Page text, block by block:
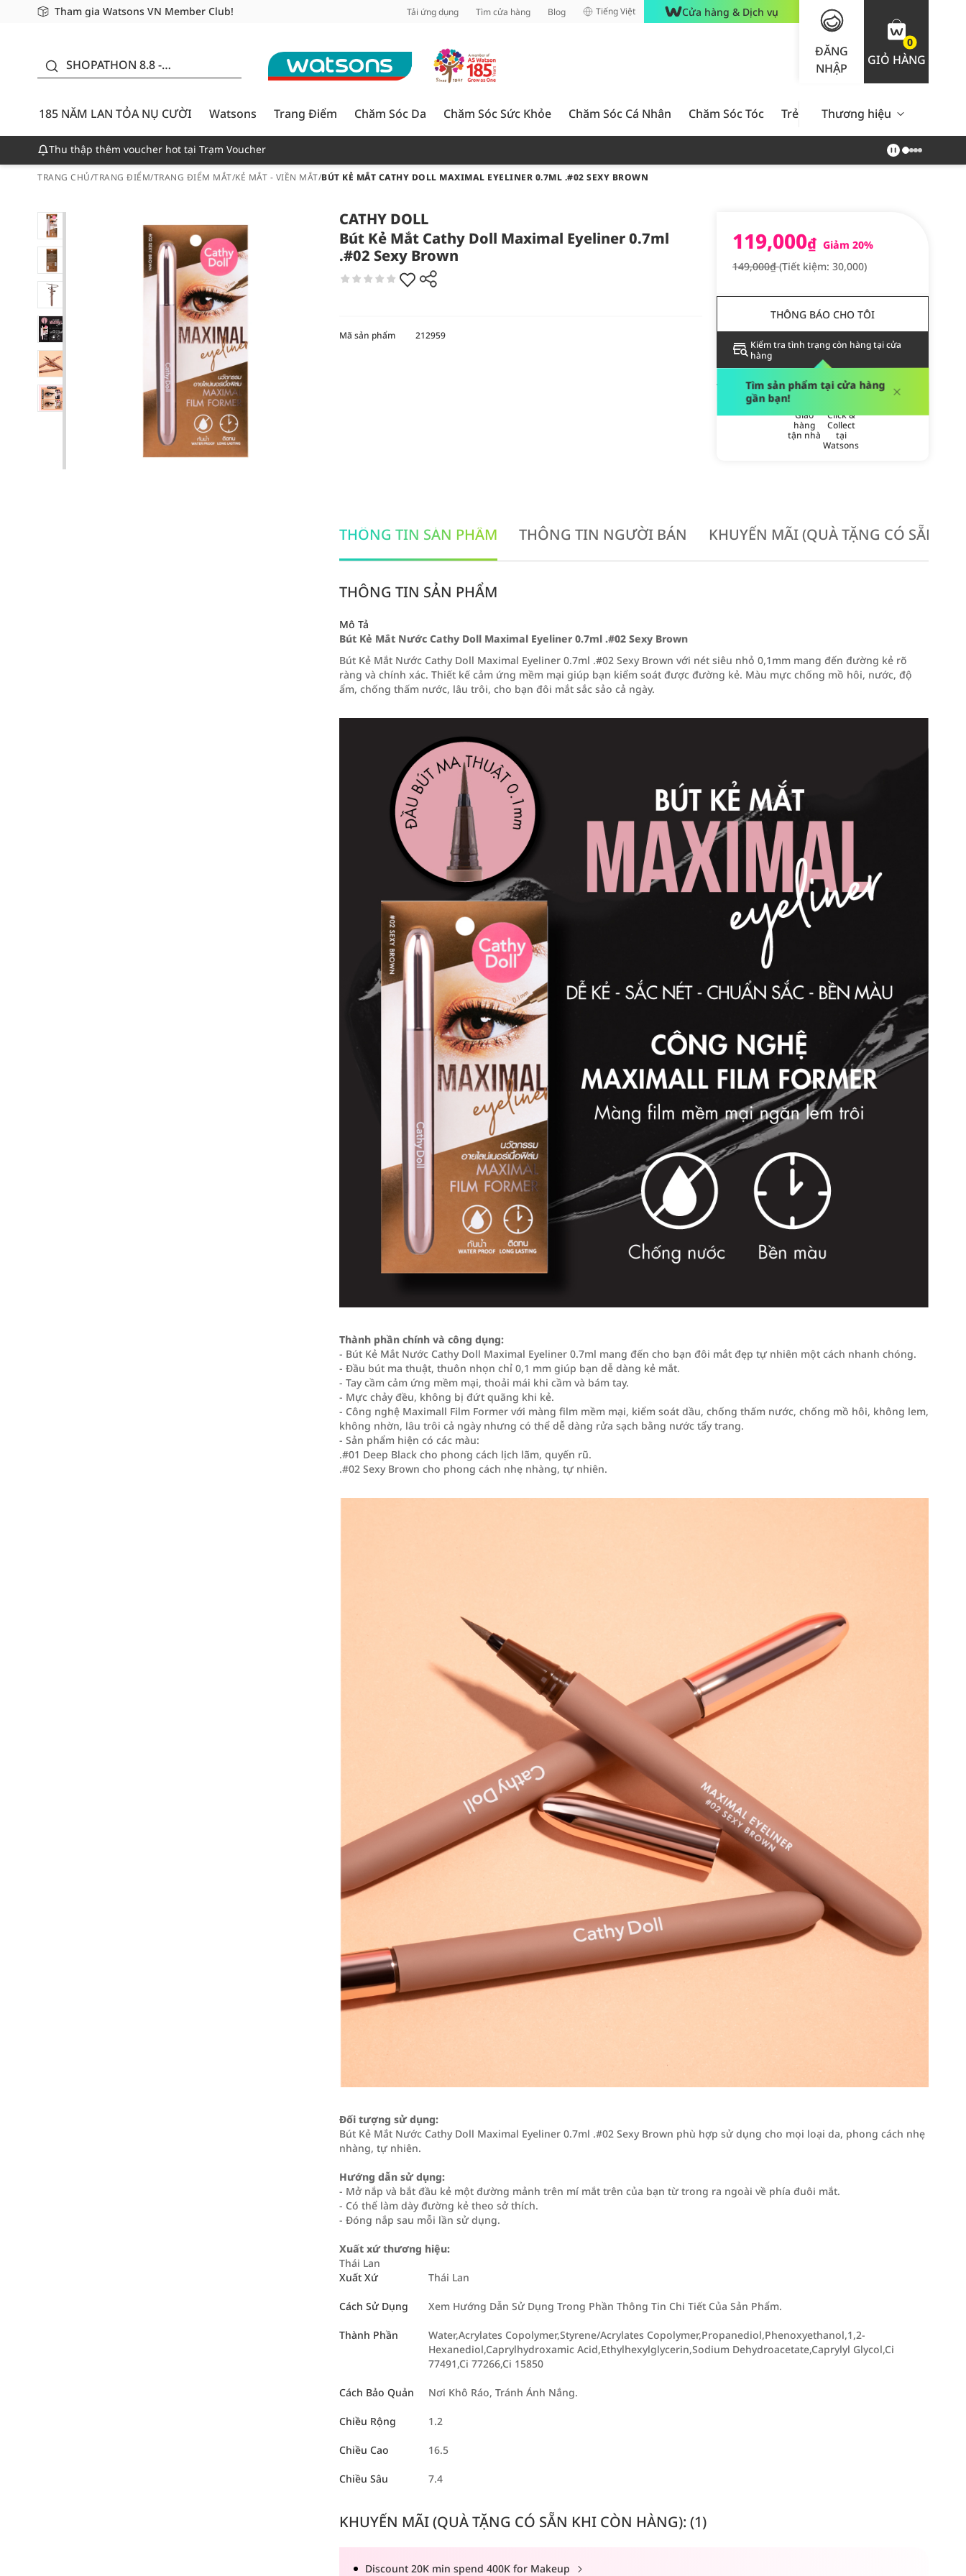
Tham gia Watsons VN Member Club!
Miễn phí giao hàng cho đơn hàng từ 249,000Đ
Giao hàng nhanh 24h - Áp dụng khu vực TP. Hồ Chí Minh Tải ứng dụng Tìm cửa hàng Blog Tiếng Việt Cửa hàng & Dịch vụ
ĐĂNG
NHẬP
0
GIỎ HÀNG
SHOPATHON 8.8 -
CƯỜI - GIẢM ĐẾN
50%
185 NĂM LAN TỎA NỤ CƯỜI
Watsons Trang Điểm Chăm Sóc Da Chăm Sóc Sức Khỏe Chăm Sóc Cá Nhân Chăm Sóc Tóc Trẻ Em Nam Giới Chăm Sóc
Thương hiệu
Thu thập thêm voucher hot tại Trạm Voucher
TRANG CHỦ/TRANG ĐIỂM/TRANG ĐIỂM MẮT/KẺ MẮT - VIỀN MẮT/BÚT KẺ MẮT CATHY DOLL MAXIMAL EYELINER 0.7ML .#02 SEXY BROWN
CATHY DOLL
Bút Kẻ Mắt Cathy Doll Maximal Eyeliner 0.7ml
.#02 Sexy Brown
119,000₫ Giảm 20%
149,000₫(Tiết kiệm: 30,000)
THÔNG BÁO CHO TÔI
Kiểm tra tình trạng còn hàng tại cửa
hàng
Tìm sản phẩm tại cửa hàng
gần bạn!
Giao
hàng
tận nhà
Click &
Collect
tại
Watsons
Mã sản phẩm 212959
THÔNG TIN SẢN PHẨM THÔNG TIN NGƯỜI BÁN KHUYẾN MÃI (QUÀ TẶNG CÓ SẴN
THÔNG TIN SẢN PHẨM
Mô Tả
Bút Kẻ Mắt Nước Cathy Doll Maximal Eyeliner 0.7ml .#02 Sexy Brown
Bút Kẻ Mắt Nước Cathy Doll Maximal Eyeliner 0.7ml .#02 Sexy Brown với nét siêu nhỏ 0,1mm mang đến đường kẻ rõ
ràng và chính xác. Thiết kế cảm ứng mềm mại giúp bạn kiểm soát được đường kẻ. Màu mực chống mồ hôi, nước, độ
ẩm, chống thấm nước, lâu trôi, cho bạn đôi mắt sắc sảo cả ngày.
Thành phần chính và công dụng:
- Bút Kẻ Mắt Nước Cathy Doll Maximal Eyeliner 0.7ml mang đến cho bạn đôi mắt đẹp tự nhiên một cách nhanh chóng.
- Đầu bút ma thuật, thuôn nhọn chỉ 0,1 mm giúp bạn dễ dàng kẻ mắt.
- Tay cầm cảm ứng mềm mại, thoải mái khi cầm và bám tay.
- Mực chảy đều, không bị đứt quãng khi kẻ.
- Công nghệ Maximall Film Former với màng film mềm mại, kiểm soát dầu, chống thấm nước, chống mồ hôi, không lem,
không nhờn, lâu trôi cả ngày nhưng có thể dễ dàng rửa sạch bằng nước tẩy trang.
- Sản phẩm hiện có các màu:
.#01 Deep Black cho phong cách lịch lãm, quyến rũ.
.#02 Sexy Brown cho phong cách nhẹ nhàng, tự nhiên.
Đối tượng sử dụng:
Bút Kẻ Mắt Nước Cathy Doll Maximal Eyeliner 0.7ml .#02 Sexy Brown phù hợp sử dụng cho mọi loại da, phong cách nhẹ
nhàng, tự nhiên.
Hướng dẫn sử dụng:
- Mở nắp và bắt đầu kẻ một đường mảnh trên mí mắt trên của bạn từ trong ra ngoài về phía đuôi mắt.
- Có thể làm dày đường kẻ theo sở thích.
- Đóng nắp sau mỗi lần sử dụng.
Xuất xứ thương hiệu:
Thái Lan
Xuất Xứ
Thái Lan
Cách Sử Dụng Xem Hướng Dẫn Sử Dụng Trong Phần Thông Tin Chi Tiết Của Sản Phẩm.
Thành Phần
Water,Acrylates Copolymer,Styrene/Acrylates Copolymer,Propanediol,Phenoxyethanol,1,2-
Hexanediol,Caprylhydroxamic Acid,Ethylhexylglycerin,Sodium Dehydroacetate,Caprylyl Glycol,Ci
77491,Ci 77266,Ci 15850
Cách Bảo Quản Nơi Khô Ráo, Tránh Ánh Nắng.
Chiều Rộng 1.2
Chiều Cao 16.5
Chiều Sâu 7.4
KHUYẾN MÃI (QUÀ TẶNG CÓ SẴN KHI CÒN HÀNG): (1)
Discount 20K min spend 400K for Makeup